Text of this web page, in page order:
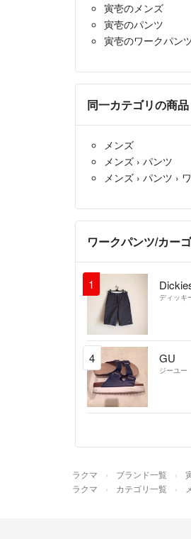
寅壱のメンズ
寅壱のパンツ
寅壱のワークパン
同一カテゴリの商品
メンズ
メンズ › パンツ
メンズ › パンツ ›
ワークパンツ/カー
1
ディッキ
4 GU
ジーユー
ラクマ ブランド一覧
ラクマ カテゴリ一覧